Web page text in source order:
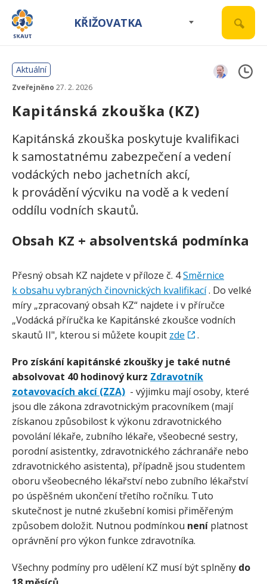
KŘIŽOVATKA
Aktuální
Zveřejněno 27. 2. 2026
Kapitánská zkouška (KZ)
Kapitánská zkouška poskytuje kvalifikaci
k samostatnému zabezpečení a vedení
vodáckých nebo jachetních akcí,
k provádění výcviku na vodě a k vedení
oddílu vodních skautů.
Obsah KZ + absolventská podmínka
Přesný obsah KZ najdete v příloze č. 4Směrnice
k obsahu vybraných činovnických kvalifikací. Do velké
míry „zpracovaný obsah KZ“ najdete i v příručce
„Vodácká příručka ke Kapitánské zkoušce vodních
skautů II", kterou si můžete koupit zde .
Pro získání kapitánské zkoušky je také nutné
absolvovat 40 hodinový kurz Zdravotník
zotavovacích akcí (ZZA) - výjimku mají osoby, které
jsou dle zákona zdravotnickým pracovníkem (mají
získanou způsobilost k výkonu zdravotnického
povolání lékaře, zubního lékaře, všeobecné sestry,
porodní asistentky, zdravotnického záchranáře nebo
zdravotnického asistenta), případně jsou studentem
oboru všeobecného lékařství nebo zubního lékařství
po úspěšném ukončení třetího ročníku. Tuto
skutečnost je nutné zkušební komisi přiměřeným
způsobem doložit. Nutnou podmínkou není platnost
oprávnění pro výkon funkce zdravotníka.
Všechny podmíny pro udělení KZ musí být splněny do